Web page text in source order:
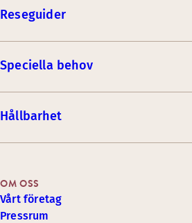
Reseguider
Speciella behov
Hållbarhet
OM OSS
Vårt företag
Pressrum